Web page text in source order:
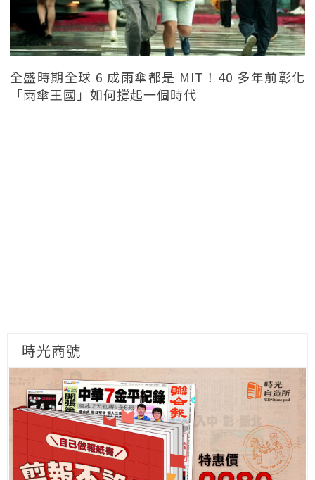
全盛時期全球 6 成雨傘都是 MIT！40 多年前彰化
「雨傘王國」如何撐起一個時代
時光商號